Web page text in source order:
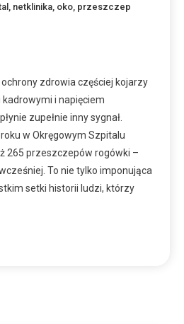
netklinika oko przeszczep
zdrowia częściej kojarzy
i napięciem
zupełnie inny sygnał.
w Okręgowym Szpitalu
265 przeszczepów rogówki –
To nie tylko imponująca
setki historii ludzi, którzy